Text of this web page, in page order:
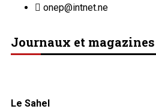
onep@intnet.ne
Journaux et magazines
Le Sahel